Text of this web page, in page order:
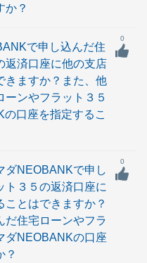
か？
で申し込んだ住
返済口座に他の支店
きますか？また、他
ンやフラット３５
口座を指定するこ
0
ダNEOBANKで申し
ト３５の返済口座に
とはできますか？
だ住宅ローンやフラ
ダNEOBANKの口座
？
0